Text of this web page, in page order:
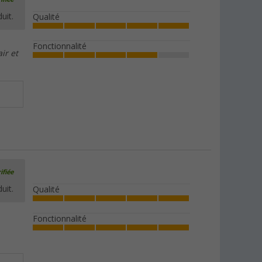
et
Qualité
Fonctionnalité
Qualité
Fonctionnalité